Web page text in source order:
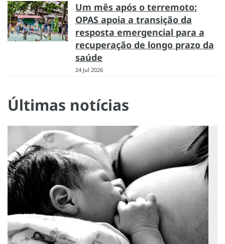
Um mês após o terremoto:
OPAS apoia a transição da
resposta emergencial para a
recuperação de longo prazo da
saúde
24 Jul 2026
Últimas notícias